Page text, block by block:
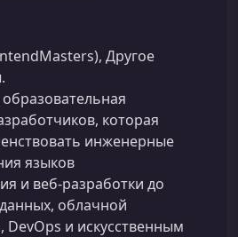
Другое
которая
инженерные
языков
и веб-разработки до
облачной
DevOps и искусственным